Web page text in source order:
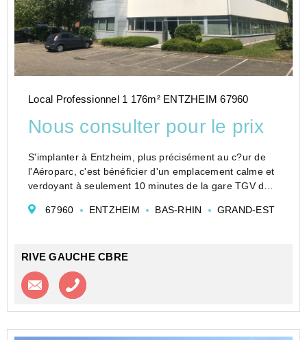
Local Professionnel 1 176m² ENTZHEIM 67960
Nous consulter pour le prix
S'implanter à Entzheim, plus précisément au c?ur de
l'Aéroparc, c'est bénéficier d'un emplacement calme et
verdoyant à seulement 10 minutes de la gare TGV de
international de Strasbourg, ...
67960 ENTZHEIM BAS-RHIN GRAND-EST
RIVE GAUCHE CBRE
Contacter l'agence